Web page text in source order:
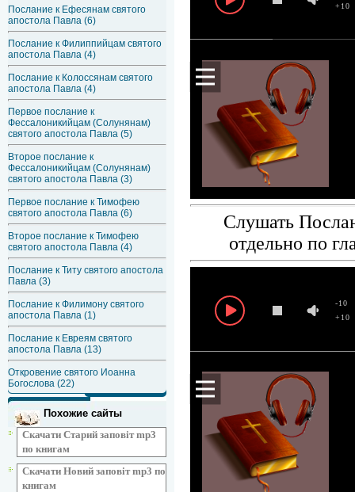
Послание к Ефесянам святого
апостола Павла (6)
Послание к Филиппийцам святого
апостола Павла (4)
Послание к Колоссянам святого
апостола Павла (4)
Первое послание к
Фессалоникийцам (Солунянам)
святого апостола Павла (5)
Второе послание к
Фессалоникийцам (Солунянам)
святого апостола Павла (3)
Первое послание к Тимофею
святого апостола Павла (6)
Второе послание к Тимофею
святого апостола Павла (4)
Послание к Титу святого апостола
Павла (3)
Послание к Филимону святого
апостола Павла (1)
Послание к Евреям святого
апостола Павла (13)
Откровение святого Иоанна
Богослова (22)
Похожие сайты
Скачати Старий заповіт mp3
по книгам
Скачати Новий заповіт mp3 по
книгам
+10
Слушать
отдельно по
+10
-10